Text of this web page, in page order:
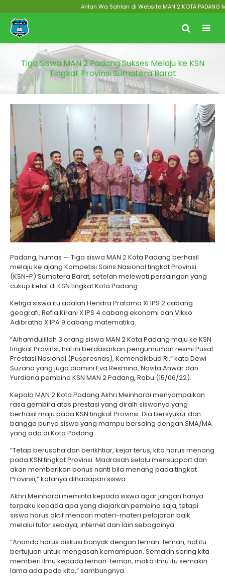
Ahlan Wa Sahlan di Website MAN 2 KOTA PADANG
Tiga Siswa MAN 2 Padang Sukses Melaju ke KSN
Tingkat Provinsi Sumatera Barat
Padang, humas — Tiga siswa MAN 2 Kota Padang berhasil
melaju ke ajang Kompetisi Sains Nasional tingkat Provinsi
(KSN-P) Sumatera Barat, setelah melewati persaingan yang
cukup ketat di KSN tingkat Kota Padang.
Ketiga siswa itu adalah Hendra Pratama XI IPS 2 cabang
geografi, Refia Kirani X IPS 4 cabang ekonomi dan Vikko
Adibratha X IPA 9 cabang matematika.
“Alhamdulillah 3 orang siswa MAN 2 Kota Padang maju ke KSN
tingkat Provinsi, hal ini berdasarkan pengumuman resmi Pusat
Prestasi Nasional (Puspresnas), Kemendikbud RI,” kata Dewi
Suzana yang juga diamini Eva Resmina, Novita Anwar dan
Yurdiana pembina KSN MAN 2 Padang, Rabu (15/06/22).
Kepala MAN 2 Kota Padang Akhri Meinhardi menyampaikan
rasa gembira atas prestasi yang diraih siswanya yang
berhasil maju pada KSN tingkat Provinsi. Dia bersyukur dan
bangga punya siswa yang mampu bersaing dengan SMA/MA
yang ada di Kota Padang.
“Tetap berusaha dan berikhtiar, kejar terus, kita harus menang
pada KSN tingkat Provinsi. Madrasah selalu mensupport dan
akan memberikan bonus nanti bila menang pada tingkat
Provinsi,” katanya dihadapan siswa.
Akhri Meinhardi meminta kepada siswa agar jangan hanya
terpaku kepada apa yang diajarkan pembina saja, tetapi
siswa harus aktif mencari materi-materi pelajaran baik
melalui tutor sebaya, internet dan lain sebagainya.
“Ananda harus diskusi banyak dengan teman-teman, hal itu
bertujuan untuk mengasah kemampuan. Semakin sering kita
memberi ilmu kepada teman-teman, maka ilmu itu semakin
lama ada pada kita,” sambungnya.